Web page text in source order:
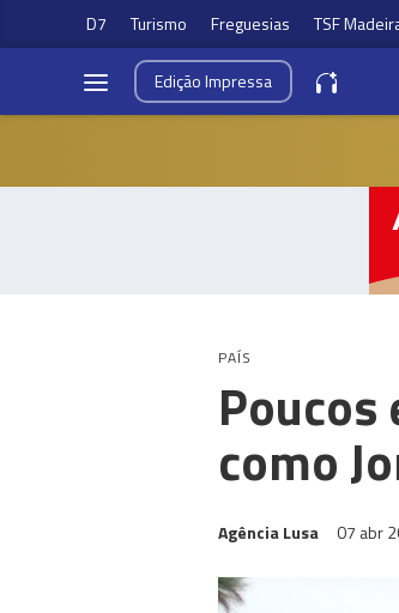
D7 Turismo Freguesias TSF
EdiçãoImpressa
PAÍS
como
Agência Lusa 07 abr